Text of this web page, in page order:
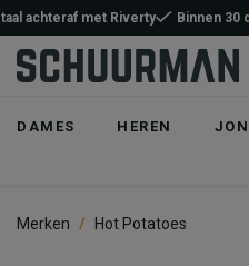
DAMES HEREN
achteraf met Riverty Binnen 30
Merken Hot Potatoes